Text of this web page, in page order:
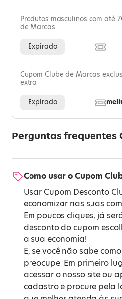
Produtos masculinos com até
de Marcas
Expirado
Cupom Clube de Marcas
extra
Expirado
Perguntas frequentes
Como usar o Cupom
Usar Cupom Desconto
economizar nas suas
Em poucos cliques, já
desconto do cupom
a sua economia!
E, se você não sabe
preocupe! Em primeiro
acessar o nosso site ou
cadastro e procure pela